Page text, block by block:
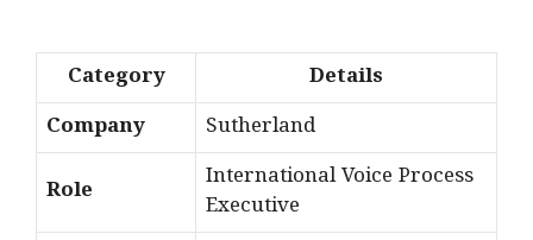
Category
Details
Company
Sutherland
Role
International Voice Process
Executive